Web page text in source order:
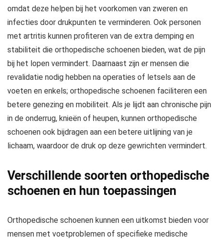
omdat deze helpen bij het voorkomen van zweren en
infecties door drukpunten te verminderen. Ook personen
met artritis kunnen profiteren van de extra demping en
stabiliteit die orthopedische schoenen bieden, wat de pijn
bij het lopen vermindert. Daarnaast zijn er mensen die
revalidatie nodig hebben na operaties of letsels aan de
voeten en enkels; orthopedische schoenen faciliteren een
betere genezing en mobiliteit. Als je lijdt aan chronische pijn
in de onderrug, knieën of heupen, kunnen orthopedische
schoenen ook bijdragen aan een betere uitlijning van je
lichaam, waardoor de druk op deze gewrichten vermindert.
Verschillende soorten orthopedische
schoenen en hun toepassingen
Orthopedische schoenen kunnen een uitkomst bieden voor
mensen met voetproblemen of specifieke medische